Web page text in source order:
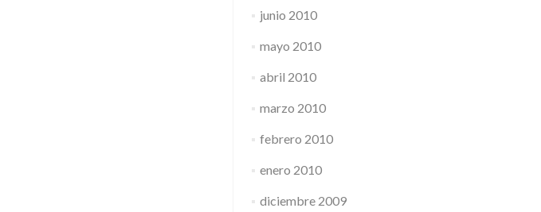
junio 2010
mayo 2010
abril 2010
marzo 2010
febrero 2010
enero 2010
diciembre 2009